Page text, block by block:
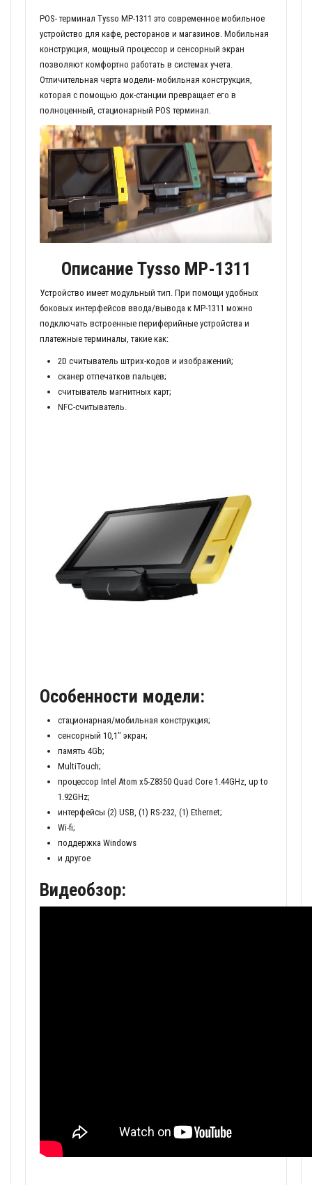
POS- терминал Tysso MP-1311 это современное мобильное
устройство для кафе, ресторанов и магазинов. Мобильная
конструкция, мощный процессор и сенсорный экран
позволяют комфортно работать в системах учета.
Отличительная черта модели- мобильная конструкция,
которая с помощью док-станции превращает его в
полноценный, стационарный POS терминал.
Описание Tysso MP-1311
Устройство имеет модульный тип. При помощи удобных
боковых интерфейсов ввода/вывода к MP-1311 можно
подключать встроенные периферийные устройства и
платежные терминалы, такие как:
2D считыватель штрих-кодов и изображений;
сканер отпечатков пальцев;
считыватель магнитных карт;
NFC-считыватель.
Особенности модели:
стационарная/мобильная конструкция;
сенсорный 10,1" экран;
память 4Gb;
MultiTouch;
процессор Intel Atom x5-Z8350 Quad Core 1.44GHz, up to
1.92GHz;
интерфейсы (2) USB, (1) RS-232, (1) Ethernet;
Wi-fi;
поддержка Windows
и другое
Видеобзор: